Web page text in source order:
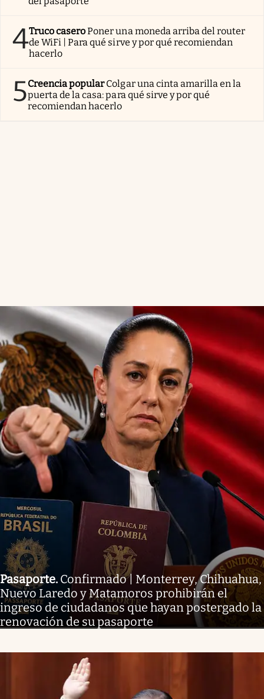
4Truco caseroPoner una moneda arriba del router
de WiFi | Para qué sirve y por qué recomiendan
hacerlo
5Creencia popularColgar una cinta amarilla en la
puerta de la casa: para qué sirve y por qué
recomiendan hacerlo
Pasaporte. Confirmado | Monterrey, Chihuahua,
Nuevo Laredo y Matamoros prohibirán el
ingreso de ciudadanos que hayan postergado la
renovación de su pasaporte